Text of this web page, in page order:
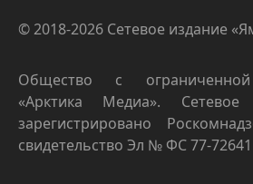
© 2018-2026 Сетевое издание
Общество с ограниченной
«Арктика Медиа». Сетевое
зарегистрировано
свидетельство Эл № ФС 77-72641